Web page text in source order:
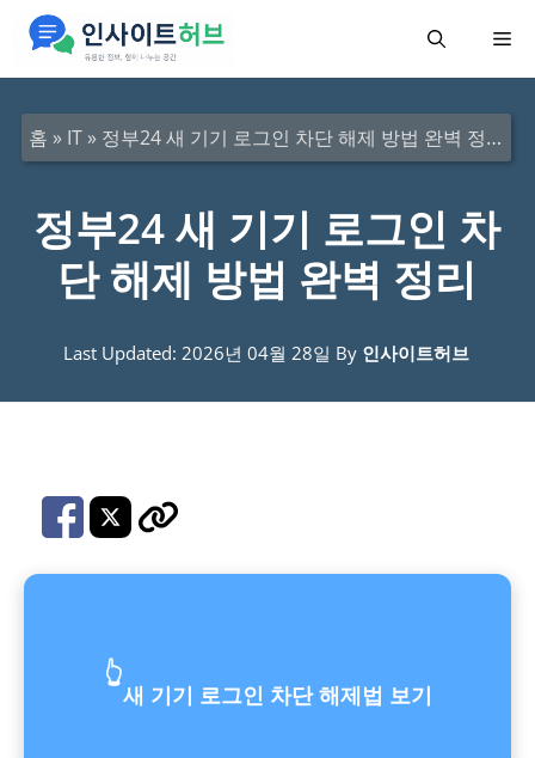
메
홈 » IT » 정부24 새 기기 로그인 차단 해제 방법 완벽 정리
정부24 새 기기 로그인 차
단 해제 방법 완벽 정리
Last Updated: 2026년 04월 28일 By 인사이트허브
👆
새 기기 로그인 차단 해제법 보기